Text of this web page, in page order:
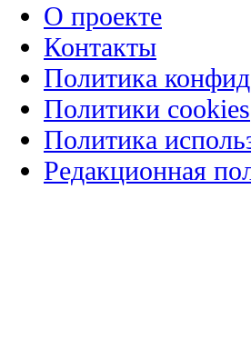
О проекте
Контакты
Политика
Политики cookies
Политика
Редакционная